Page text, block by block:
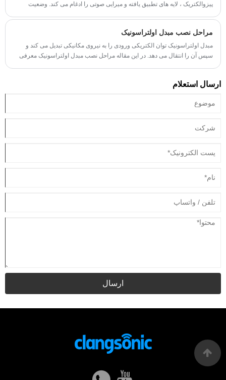
پیزوالکتریک ، لایه های تطبیق یافته و میرایی صوتی را ادغام می کند. وضعیت
مراحل نصب مبدل اولتراسونیک
مبدل اولتراسونیک توان الکتریکی ورودی را به نیروی مکانیکی تبدیل می کند و
سپس آن را انتقال می دهد. در این مقاله مراحل نصب مبدل اولتراسونیک معرفی
ارسال استعلام
ارسال